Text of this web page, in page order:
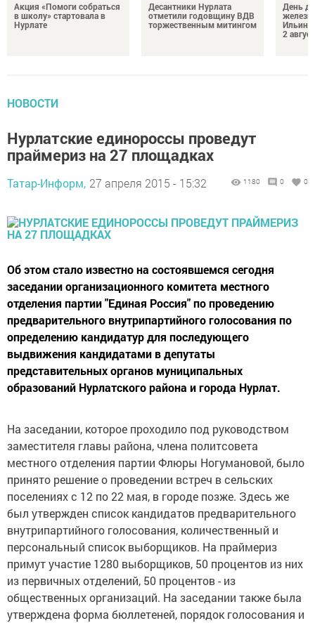
Акция «Помоги собраться
в школу» стартовала в
Нурлате
Десантники Нурлата
отметили годовщину ВДВ
торжественным митингом
День
Ильин
2
НОВОСТИ
Нурлатские единороссы проведут
праймериз на 27 площадках
Татар-Информ, 27 апреля 2015 - 15:32 1180 0 0
Об этом стало известно на состоявшемся сегодня
заседании организационного комитета местного
отделения партии "Единая Россия" по проведению
предварительного внутрипартийного голосования по
определению кандидатур для последующего
выдвижения кандидатами в депутаты
представительных органов муниципальных
образований Нурлатского района и города Нурлат.
На заседании, которое проходило под руководством
заместителя главы района, члена политсовета
местного отделения партии Флюры Ногумановой, было
принято решение о проведении встреч в сельских
поселениях с 12 по 22 мая, в городе позже. Здесь же
был утвержден список кандидатов предварительного
внутрипартийного голосования, количественный и
персональный список выборщиков. На праймериз
примут участие 1280 выборщиков, 50 процентов из них
из первичных отделений, 50 процентов - из
общественных организаций. На заседании также была
утверждена форма бюллетеней, порядок голосования и